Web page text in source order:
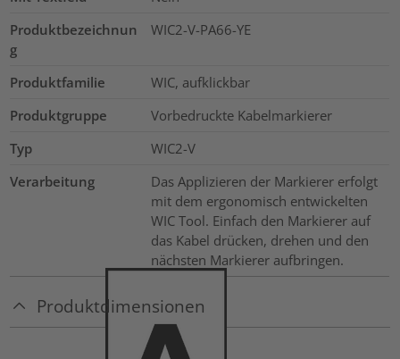
Produktbezeichnun
g
WIC2-V-PA66-YE
Produktfamilie
WIC, aufklickbar
Produktgruppe
Vorbedruckte Kabelmarkierer
Typ
WIC2-V
Verarbeitung
Das Applizieren der Markierer erfolgt
mit dem ergonomisch entwickelten
WIC Tool. Einfach den Markierer auf
das Kabel drücken, drehen und den
nächsten Markierer aufbringen.
Produktdimensionen